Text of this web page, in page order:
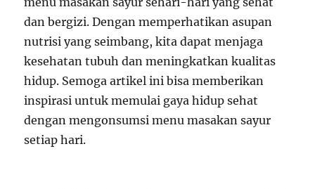
dan bergizi. Dengan memperhatikan asupan
nutrisi yang seimbang, kita dapat menjaga
kesehatan tubuh dan meningkatkan kualitas
hidup. Semoga artikel ini bisa memberikan
inspirasi untuk memulai gaya hidup sehat
dengan mengonsumsi menu masakan sayur
setiap hari.